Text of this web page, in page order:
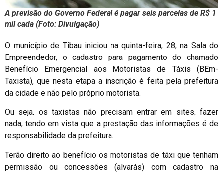
A previsão do Governo Federal é pagar seis parcelas de R$ 1
mil cada (Foto: Divulgação)
O município de Tibau iniciou na quinta-feira, 28, na Sala do
Empreendedor, o cadastro para pagamento do chamado
Benefício Emergencial aos Motoristas de Táxis (BEm-
Taxista), que nesta etapa a inscrição é feita pela prefeitura
da cidade e não pelo próprio motorista.
Ou seja, os taxistas não precisam entrar em sites, fazer
nada, tendo em vista que a prestação das informações é de
responsabilidade da prefeitura.
Terão direito ao benefício os motoristas de táxi que tenham
permissão ou concessões (alvarás) com cadastro na